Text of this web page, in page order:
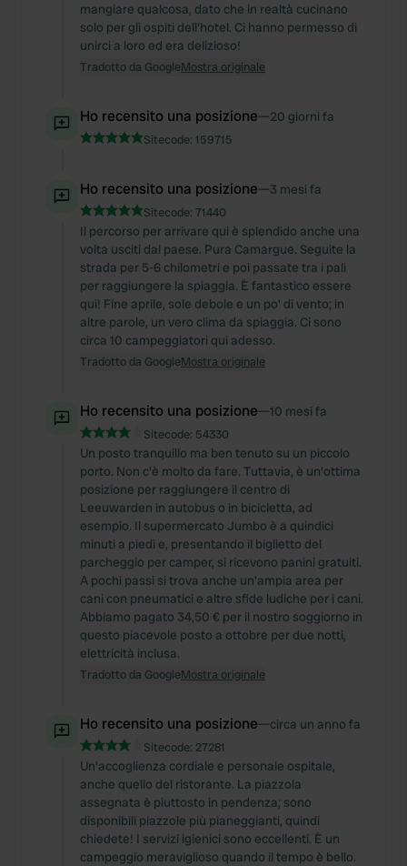
mangiare qualcosa, dato che in realtà cucinano
solo per gli ospiti dell'hotel. Ci hanno permesso di
unirci a loro ed era delizioso!
Tradotto da GoogleMostra originale
Ho recensito una posizione—20 giorni fa
Sitecode: 159715
Ho recensito una posizione—3 mesi fa
Sitecode: 71440
Il percorso per arrivare qui è splendido anche una
volta usciti dal paese. Pura Camargue. Seguite la
strada per 5-6 chilometri e poi passate tra i pali
per raggiungere la spiaggia. È fantastico essere
qui! Fine aprile, sole debole e un po' di vento; in
altre parole, un vero clima da spiaggia. Ci sono
circa 10 campeggiatori qui adesso.
Tradotto da GoogleMostra originale
Ho recensito una posizione—10 mesi fa
Sitecode: 54330
Un posto tranquillo ma ben tenuto su un piccolo
porto. Non c'è molto da fare. Tuttavia, è un'ottima
posizione per raggiungere il centro di
Leeuwarden in autobus o in bicicletta, ad
esempio. Il supermercato Jumbo è a quindici
minuti a piedi e, presentando il biglietto del
parcheggio per camper, si ricevono panini gratuiti.
A pochi passi si trova anche un'ampia area per
cani con pneumatici e altre sfide ludiche per i cani.
Abbiamo pagato 34,50 € per il nostro soggiorno in
questo piacevole posto a ottobre per due notti,
elettricità inclusa.
Tradotto da GoogleMostra originale
Ho recensito una posizione—circa un anno fa
Sitecode: 27281
Un'accoglienza cordiale e personale ospitale,
anche quello del ristorante. La piazzola
assegnata è piuttosto in pendenza; sono
disponibili piazzole più pianeggianti, quindi
chiedete! I servizi igienici sono eccellenti. È un
campeggio meraviglioso quando il tempo è bello.